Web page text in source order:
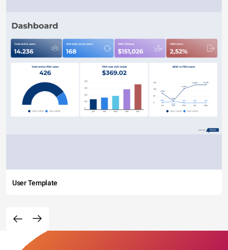
User Template